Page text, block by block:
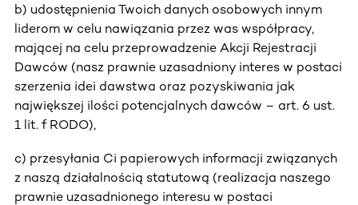
b) udostępnienia Twoich danych osobowych innym
liderom w celu nawiązania przez was współpracy,
mającej na celu przeprowadzenie Akcji Rejestracji
Dawców (nasz prawnie uzasadniony interes w postaci
szerzenia idei dawstwa oraz pozyskiwania jak
największej ilości potencjalnych dawców – art. 6 ust.
1 lit. f RODO),
c) przesyłania Ci papierowych informacji związanych
z naszą działalnością statutową (realizacja naszego
prawnie uzasadnionego interesu w postaci